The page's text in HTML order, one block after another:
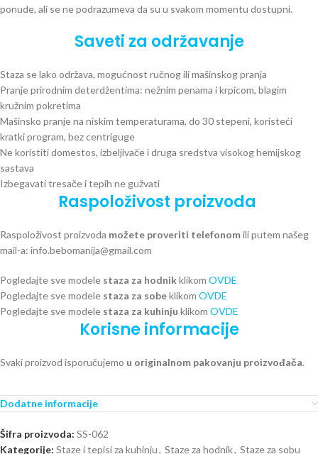
ponude, ali se ne podrazumeva da su u svakom momentu dostupni.
Saveti za održavanje
Staza se lako održava, mogućnost ručnog ili mašinskog pranja
Pranje prirodnim deterdžentima: nežnim penama i krpicom, blagim
kružnim pokretima
Mašinsko pranje na niskim temperaturama, do 30 stepeni, koristeći
kratki program, bez centriguge
Ne koristiti domestos, izbeljivače i druga sredstva visokog hemijskog
sastava
Izbegavati tresače i tepih ne gužvati
Raspoloživost proizvoda
Raspoloživost proizvoda možete proveriti telefonomili putem našeg
mail-a: info.bebomanija@gmail.com
Pogledajte sve modele staza za hodnikklikom OVDE
Pogledajte sve modele staza za sobeklikom OVDE
Pogledajte sve modele staza za kuhinju klikom OVDE
Korisne informacije
Svaki proizvod isporučujemo u originalnom pakovanju proizvođača.
Dodatne informacije
Šifra proizvoda: SS-062
Kategorije: Staze i tepisi za kuhinju, Staze za hodnik, Staze za sobu